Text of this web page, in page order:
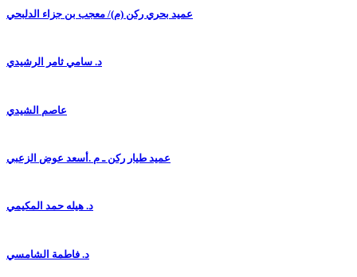
عميد بحري ركن (م)/ معجب بن جزاء الدلبحي
د. سامي ثامر الرشيدي
عاصم الشيدي
عميد طيار ركن ـ م .أسعد عوض الزعبي
د. هيله حمد المكيمي
د. فاطمة الشامسي